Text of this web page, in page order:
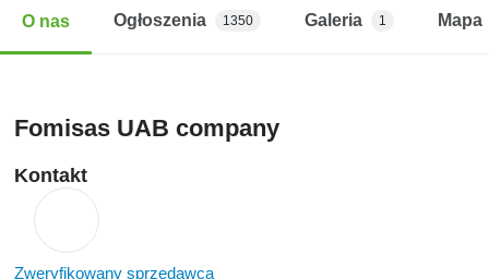
O nas Ogłoszenia 1350 Galeria 1 Mapa
Fomisas UAB company
Kontakt
Zweryfikowany sprzedawca